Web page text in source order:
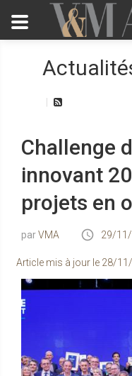
Challenge
innovant
projets en
VMA 29/
Article mis à jour le 28/